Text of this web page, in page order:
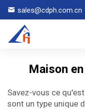
sales@cdph.com.cn
Maison
Savez-vous ce
sont un type unique